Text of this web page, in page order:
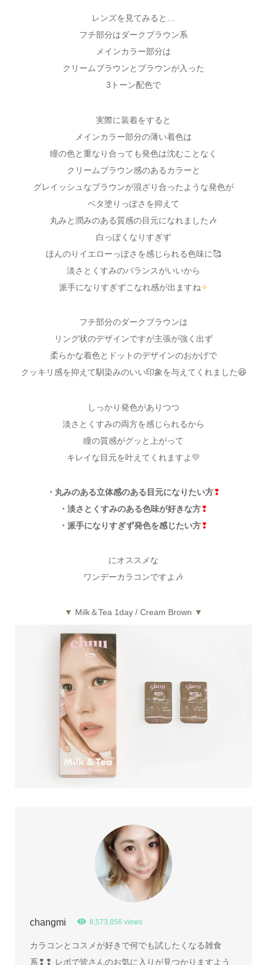
レンズを見てみると…
フチ部分はダークブラウン系
メインカラー部分は
クリームブラウンとブラウンが入った
3トーン配色で
実際に装着をすると
メインカラー部分の薄い着色は
瞳の色と重なり合っても発色は沈むことなく
クリームブラウン感のあるカラーと
グレイッシュなブラウンが混ざり合ったような発色が
ベタ塗りっぽさを抑えて
丸みと潤みのある質感の目元になれました🎶
白っぽくなりすぎず
ほんのりイエローっぽさを感じられる色味に🥰
淡さとくすみのバランスがいいから
派手になりすぎずこなれ感が出ますね✧
フチ部分のダークブラウンは
リング状のデザインですが主張が強く出ず
柔らかな着色とドットのデザインのおかげで
クッキリ感を抑えて馴染みのいい印象を与えてくれました😆
しっかり発色がありつつ
淡さとくすみの両方を感じられるから
瞳の質感がグッと上がって
キレイな目元を叶えてくれますよ💛
・丸みのある立体感のある目元になりたい方❢
・淡さとくすみのある色味が好きな方❢
・派手になりすぎず発色を感じたい方❢
にオススメな
ワンデーカラコンですよ🎶
▼ Milk＆Tea 1day / Cream Brown ▼
changmi 8,573,856 views
カラコンとコスメが好きで何でも試したくなる雑食
系❢❢ レポで皆さんのお気に入りが見つかりますよう